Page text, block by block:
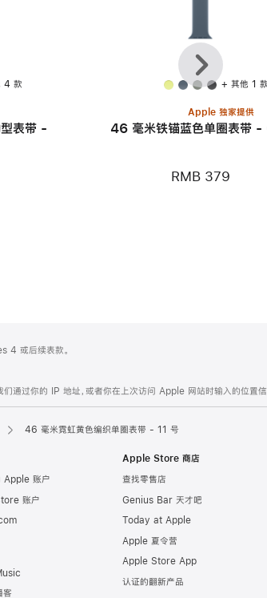
4 款
表带 -
+ 其他 1 款
Apple 独家提供
46 毫米铁锚蓝色单圈表带 -
RMB 379
上
一
个
下
一
个
或后续表款。
通过你的 IP 地址，或者你在上次访问 Apple 网站时输入的位置信
46 毫米霓虹黄色编织单圈表带 - 11 号
Apple 账户
账户
客
Apple Store 商店
查找零售店
Genius Bar 天才吧
Today at Apple
Apple 夏令营
Apple Store App
认证的翻新产品